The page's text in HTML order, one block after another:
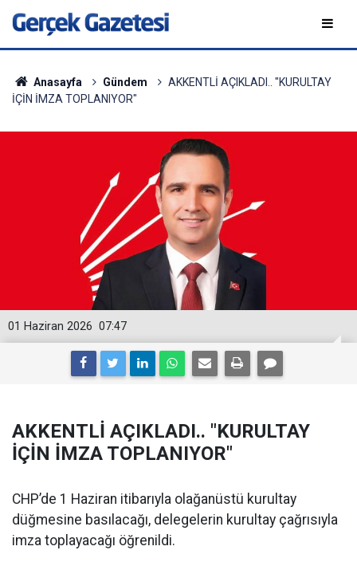
Anasayfa Gündem
AKKENTLİ AÇIKLADI.. "KURULTAY
İÇİN İMZA TOPLANIYOR"
07:47
01 Haziran 2026
AKKENTLİ AÇIKLADI.. "KURULTAY
İÇİN İMZA TOPLANIYOR"
CHP’de 1 Haziran itibarıyla olağanüstü kurultay
düğmesine basılacağı, delegelerin kurultay çağrısıyla
imza toplayacağı öğrenildi.